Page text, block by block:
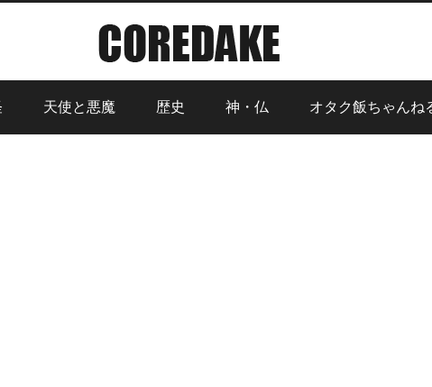
天使と悪魔 歴史 神・仏 オタク飯ちゃんね